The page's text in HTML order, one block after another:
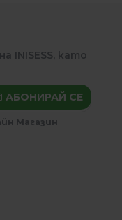
INISESS, като
АБОНИРАЙ СЕ
Магазин